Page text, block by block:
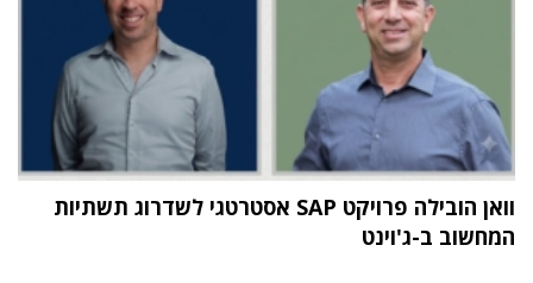
וואן הובילה פרויקט SAP אסטרטגי לשדרוג תשתיות
המחשוב ב-ג'וינט